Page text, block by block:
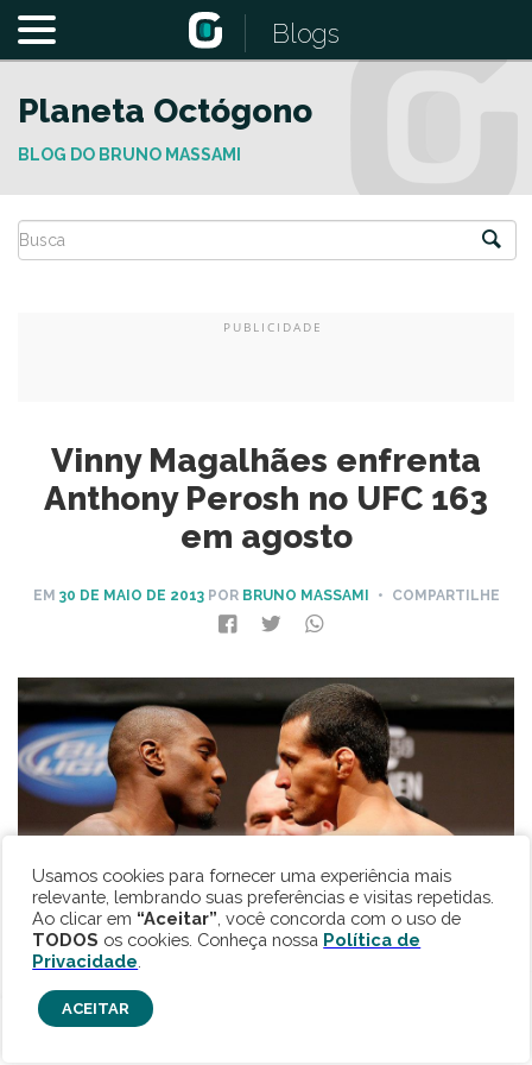
Blogs
Planeta Octógono
BLOG DO BRUNO MASSAMI
Vinny Magalhães enfrenta
Anthony Perosh no UFC 163
em agosto
EM 30 DE MAIO DE 2013POR BRUNO MASSAMI • COMPARTILHE
Usamos cookies para fornecer uma experiência mais
relevante, lembrando suas preferências e visitas repetidas.
Ao clicar em “Aceitar” , você concorda com o uso de
TODOS os cookies. Conheça nossa Política de
Privacidade
ACEITAR